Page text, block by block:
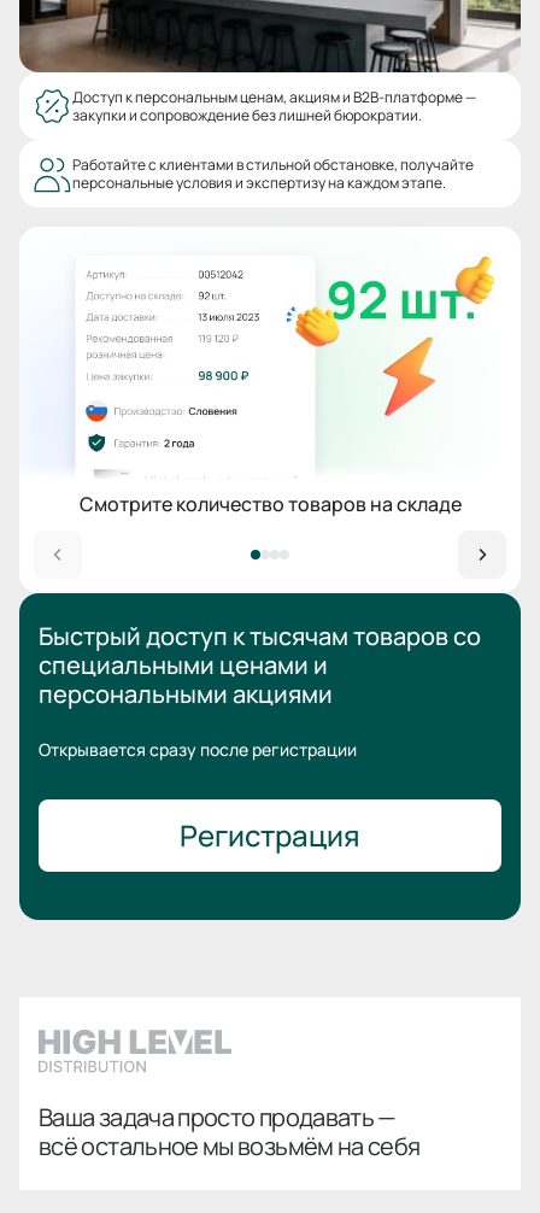
Доступ к персональным ценам, акциям и B2B-платформе —
закупки и сопровождение без лишней бюрократии.
Работайте с клиентами в стильной обстановке, получайте
персональные условия и экспертизу на каждом этапе.
Смотрите количество товаров на складе
Быстрый доступ к тысячам товаровсо
специальными ценами и
персональными акциями
Открывается сразу после регистрации
Регистрация
Ваша задача просто продавать —
всё остальное мы возьмём на себя